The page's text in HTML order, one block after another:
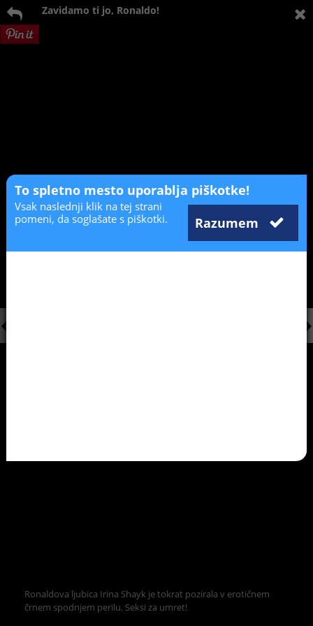
Zavidamo ti jo, Ronaldo!
Ronaldova ljubica Irina Shayk je tokrat pozirala v erotičnem
črnem spodnjem perilu. Seksi za umret!
To spletno mesto uporablja piškotke!
Razumem
Vsak naslednji klik na tej strani
pomeni, da soglašate s piškotki.